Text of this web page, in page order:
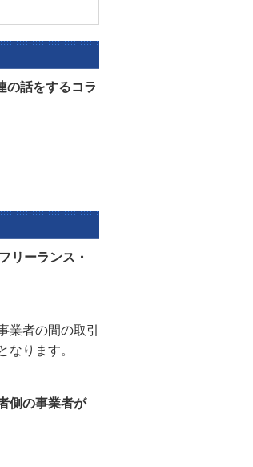
の話をするコラ
リーランス・
業者の間の取引
なります。
側の事業者が